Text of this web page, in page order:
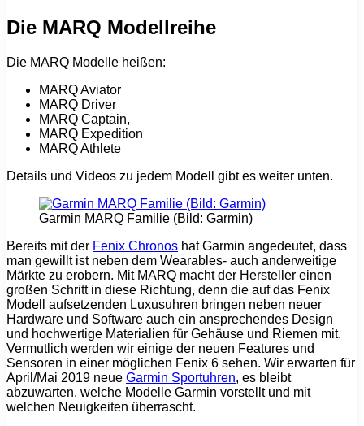
Die MARQ Modellreihe
Die MARQ Modelle heißen:
MARQ Aviator
MARQ Driver
MARQ Captain,
MARQ Expedition
MARQ Athlete
Details und Videos zu jedem Modell gibt es weiter unten.
Garmin MARQ Familie (Bild: Garmin)
Bereits mit der Fenix Chronos hat Garmin angedeutet, dass
man gewillt ist neben dem Wearables- auch anderweitige
Märkte zu erobern. Mit MARQ macht der Hersteller einen
großen Schritt in diese Richtung, denn die auf das Fenix
Modell aufsetzenden Luxusuhren bringen neben neuer
Hardware und Software auch ein ansprechendes Design
und hochwertige Materialien für Gehäuse und Riemen mit.
Vermutlich werden wir einige der neuen Features und
Sensoren in einer möglichen Fenix 6 sehen. Wir erwarten für
April/Mai 2019 neue Garmin Sportuhren, es bleibt
abzuwarten, welche Modelle Garmin vorstellt und mit
welchen Neuigkeiten überrascht.